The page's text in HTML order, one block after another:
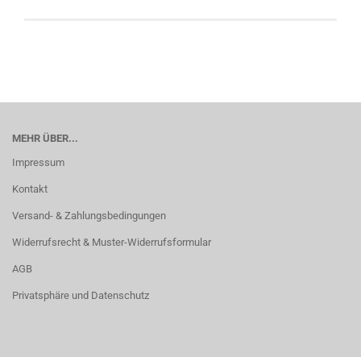
MEHR ÜBER...
Impressum
Kontakt
Versand- & Zahlungsbedingungen
Widerrufsrecht & Muster-Widerrufsformular
AGB
Privatsphäre und Datenschutz